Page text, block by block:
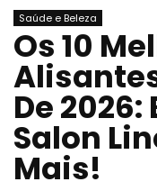
Saúde e Beleza
Os 10
De
Salon
Mais!